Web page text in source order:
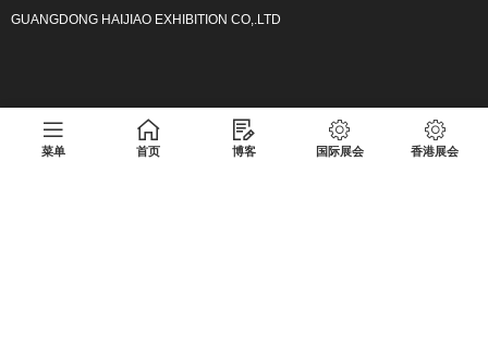
GUANGDONG HAIJIAO EXHIBITION CO,.LTD
广东天涯展览有限公司版权所有 粤ICP备17013133号
菜单 首页 博客 国际展会 香港展会